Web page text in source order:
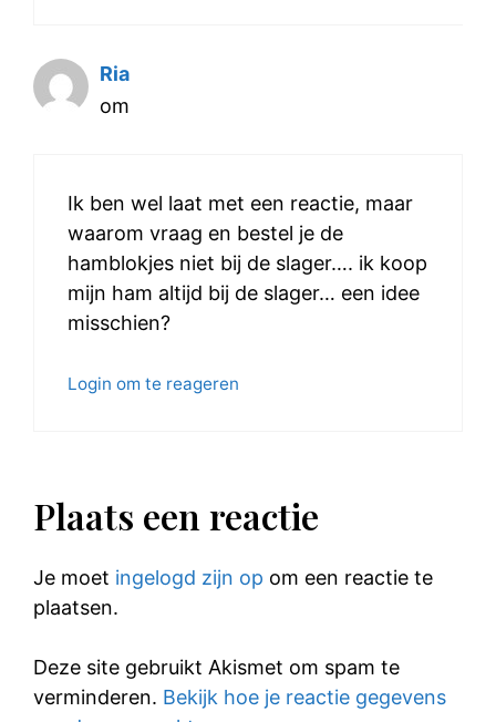
Ria
om
Ik ben wel laat met een reactie, maar
waarom vraag en bestel je de
hamblokjes niet bij de slager…. ik koop
mijn ham altijd bij de slager… een idee
misschien?
Login om te reageren
Plaats een reactie
Je moet ingelogd zijn op om een reactie te
plaatsen.
Deze site gebruikt Akismet om spam te
verminderen. Bekijk hoe je reactie gegevens